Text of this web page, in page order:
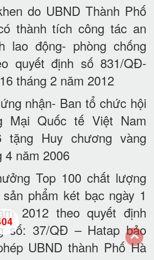
do UBND Thành Phố
thành tích công tác an
lao động- phòng chống
quyết định số 831/QĐ-
tháng 2 năm 2012
nhận- Ban tổ chức hội
Mại Quốc tế Việt Nam
tặng Huy chương vàng
4 năm 2006
Top 100 chất lượng
phẩm két bạc ngày 1
2012 theo quyết định
số: 37/QĐ – Hatap bảo
UBND thành Phố Hà
back